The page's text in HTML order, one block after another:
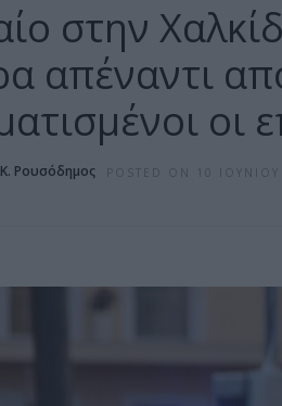
στην
απέναντι
οι
Ρουσόδημος POSTED ON 10